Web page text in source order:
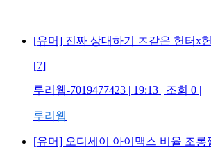
[유머] 진짜 상대하기 ㅈ같은 헌터x
[7]
루리웹-7019477423 | 19:13 | 조회 0 |
루리웹
[유머] 오디세이 아이맥스 비율 조롱